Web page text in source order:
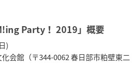
Party！ 2019」概要
)
会館（〒344-0062 春日部市粕壁東二